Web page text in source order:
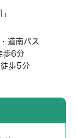
道南バス
歩6分
歩5分